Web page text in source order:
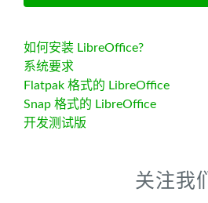
如何安装 LibreOffice?
系统要求
Flatpak 格式的 LibreOffice
Snap 格式的 LibreOffice
开发测试版
关注我们